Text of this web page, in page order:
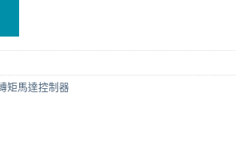
矩馬達控制器